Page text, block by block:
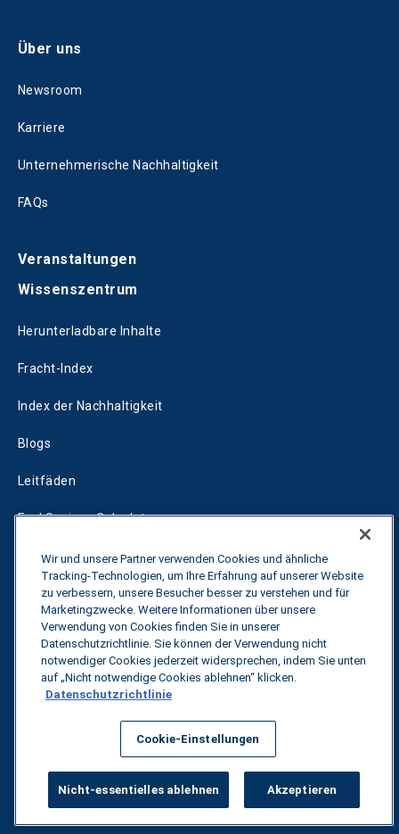
Über uns
Newsroom
Karriere
Unternehmerische Nachhaltigkeit
FAQs
Veranstaltungen
Wissenszentrum
Herunterladbare Inhalte
Fracht-Index
Index der Nachhaltigkeit
Blogs
Leitfäden
Fuel Savings Calculator
Rechner für die Transportoptimierung
Tarif-Tracker
Kontakt
Alle Rechte vorbehalten. Datenschutzbestimmungen
Wir und unsere Partner verwenden Cookies und ähnliche
Tracking-Technologien, um Ihre Erfahrung auf unserer Website
zu verbessern, unsere Besucher besser zu verstehen und für
Marketingzwecke. Weitere Informationen über unsere
Verwendung von Cookies finden Sie in unserer
Datenschutzrichtlinie. Sie können der Verwendung nicht
notwendiger Cookies jederzeit widersprechen, indem Sie unten
auf „Nicht notwendige Cookies ablehnen“ klicken.
Datenschutzrichtlinie
Cookie-Einstellungen
Nicht-essentielles ablehnen Akzeptieren